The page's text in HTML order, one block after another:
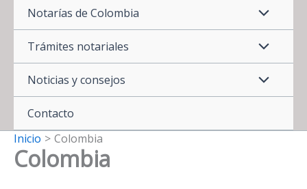
Notarías de Colombia
Trámites notariales
Noticias y consejos
Contacto
Inicio
Colombia
Colombia